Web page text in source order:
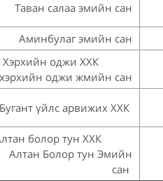
Таван салаа эмийн сан
Аминбулаг эмийн сан
Хэрхийн оджи ХХК
хэрхийн оджи жмийн сан
Бугант үйлс арвижих ХХК
болор тун ХХК
Алтан Болор тун Эмийн
сан